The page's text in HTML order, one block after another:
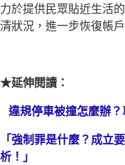
力於提供民眾貼近生活
清狀況，進一步恢復帳
★延伸閱讀：
違規停車被撞怎麼辦
「強制罪是什麼？成立
析！」